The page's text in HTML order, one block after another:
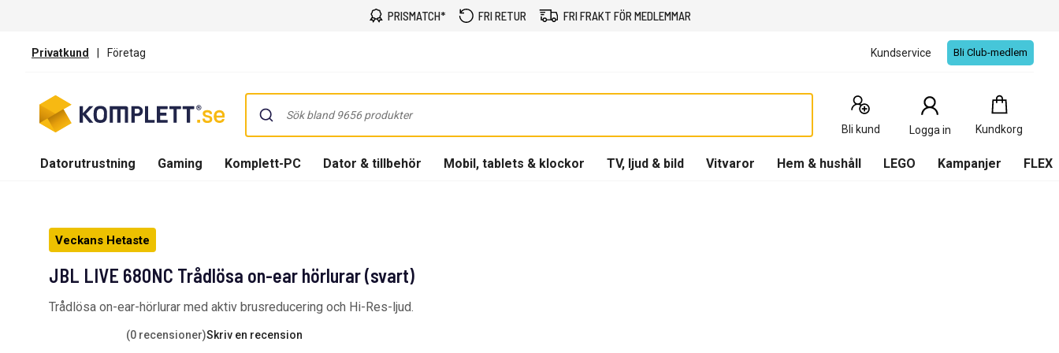
PRISMATCH* FRI RETUR FRI FRAKT FÖR MEDLEMMAR
Privatkund | Företag Kundservice Bli Club-medlem
Bli kund Logga in Kundkorg
Kundkorg
0
Produkter
Datorutrustning Gaming Komplett-PC Dator & tillbehör Mobil, tablets & klockor TV, ljud & bild Vitvaror Hem & hushåll LEGO Kampanjer FLEX
Veckans Hetaste
JBL LIVE 680NC Trådlösa on-ear hörlurar (svart)
Trådlösa on-ear-hörlurar med aktiv brusreducering och Hi-Res-ljud.
(0 recensioner)Skriv en recension